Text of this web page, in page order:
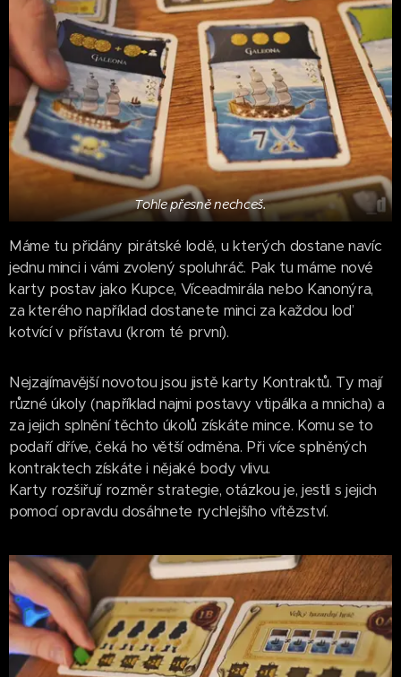
Tohle přesně nechceš.
Máme tu přidány pirátské lodě, u kterých dostane navíc
jednu minci i vámi zvolený spoluhráč. Pak tu máme nové
karty postav jako Kupce, Víceadmirála nebo Kanonýra,
za kterého například dostanete minci za každou loď
kotvící v přístavu (krom té první).
Nejzajímavější novotou jsou jistě karty Kontraktů. Ty mají
různé úkoly (například najmi postavy vtipálka a mnicha) a
za jejich splnění těchto úkolů získáte mince. Komu se to
podaří dříve, čeká ho větší odměna. Při více splněných
kontraktech získáte i nějaké body vlivu.
Karty rozšiřují rozměr strategie, otázkou je, jestli s jejich
pomocí opravdu dosáhnete rychlejšího vítězství.